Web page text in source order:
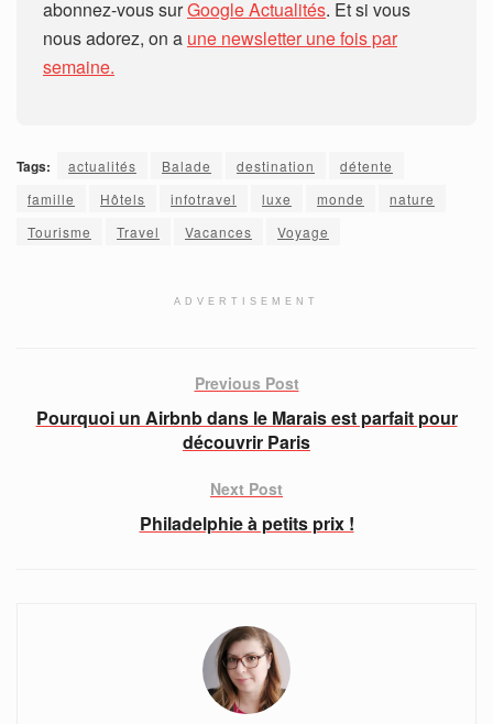
abonnez-vous surGoogle Actualités. Et si vous
nous adorez, on a une newsletter une fois par
semaine.
Tags: actualités Balade destination
détente
famille
Hôtels infotravel luxe monde
nature
Tourisme
Travel Vacances Voyage
ADVERTISEMENT
Previous Post
Pourquoi un Airbnb dans le Marais est parfait pour
découvrir Paris
Next Post
Philadelphie à petits prix !